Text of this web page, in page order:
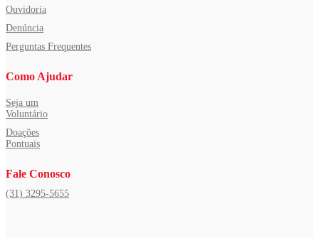
Ouvidoria
Denúncia
Perguntas Frequentes
Como Ajudar
Seja um
Voluntário
Doações
Pontuais
Fale Conosco
(31) 3295-5655